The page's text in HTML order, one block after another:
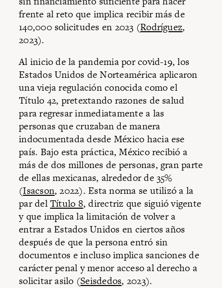
frente al reto que implica recibir más de
140,000 solicitudes en 2023 (Rodríguez,
2023).
Al inicio de la pandemia por covid-19, los
Estados Unidos de Norteamérica aplicaron
una vieja regulación conocida como el
Título 42, pretextando razones de salud
para regresar inmediatamente a las
personas que cruzaban de manera
indocumentada desde México hacia ese
país. Bajo esta práctica, México recibió a
más de dos millones de personas, gran parte
de ellas mexicanas, alrededor de 35%
(Isacson, 2022). Esta norma se utilizó a la
par delTítulo 8, directriz que siguió vigente
y que implica la limitación de volver a
entrar a Estados Unidos en ciertos años
después de que la persona entró sin
documentos e incluso implica sanciones de
carácter penal y menor acceso al derecho a
solicitar asilo (Seisdedos, 2023).